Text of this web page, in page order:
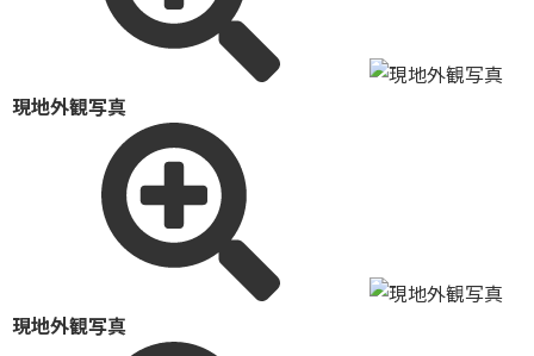
現地外観写真
現地外観写真